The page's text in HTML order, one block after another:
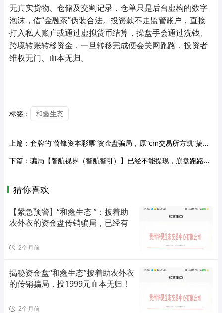
无真实货物、仓储及交割记录，仓单只是后台虚构的数字
泡沫，借“金融茶”伪装合法。投资款不走监管账户，直接
打入私人账户或通过虚拟货币结算，操盘手会通过洗钱、
跨境转账转移资金，一旦转移完成便会关网跑路，投资者
维权无门、血本无归。
标签： 和鑫生态
上篇： 套牌的“倚锋资本彩票”资金盘骗局，原“cm交易所方凯”搞的杀猪盘，远离！
下篇： 骗局【智航视界（智航智引）】已经不能提现，崩盘跑路了，各位应及时止损...
猜你喜欢
【紧急预警】“和鑫生态 ”：披着助
农外衣的资金盘传销骗局，已经有
2个月前
揭秘资金盘“和鑫生态”披着助农外衣
的传销骗局，投1999元血本无归！
2个月前